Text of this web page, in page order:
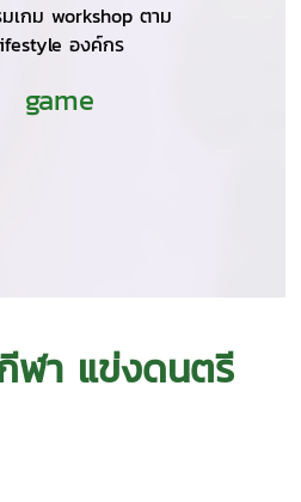
เกม workshop ตาม
องค์กร
game
ฬา แข่งดนตรี